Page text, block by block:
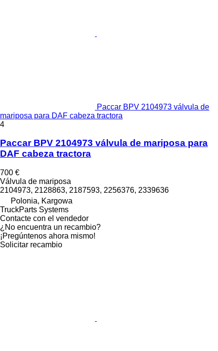
Paccar BPV 2104973 válvula de
mariposa para DAF cabeza tractora
4
Paccar BPV 2104973 válvula de mariposa para
DAF cabeza tractora
700 €
Válvula de mariposa
2104973, 2128863, 2187593, 2256376, 2339636
Polonia, Kargowa
TruckParts Systems
Contacte con el vendedor
¿No encuentra un recambio?
¡Pregúntenos ahora mismo!
Solicitar recambio